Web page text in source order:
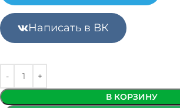
Написать в ВК
В КОРЗИНУ